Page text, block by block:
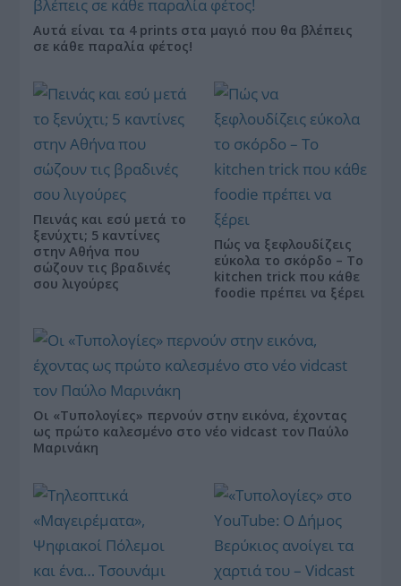
Αυτά είναι τα 4 prints στα μαγιό που θα βλέπεις
σε κάθε παραλία φέτος!
Πεινάς και εσύ μετά το
ξενύχτι; 5 καντίνες
στην Αθήνα που
σώζουν τις βραδινές
σου λιγούρες
Πώς να ξεφλουδίζεις
εύκολα το σκόρδο – Το
kitchen trick που κάθε
foodie πρέπει να ξέρει
Οι «Τυπολογίες» περνούν στην εικόνα, έχοντας
ως πρώτο καλεσμένο στο νέο vidcast τον Παύλο
Μαρινάκη